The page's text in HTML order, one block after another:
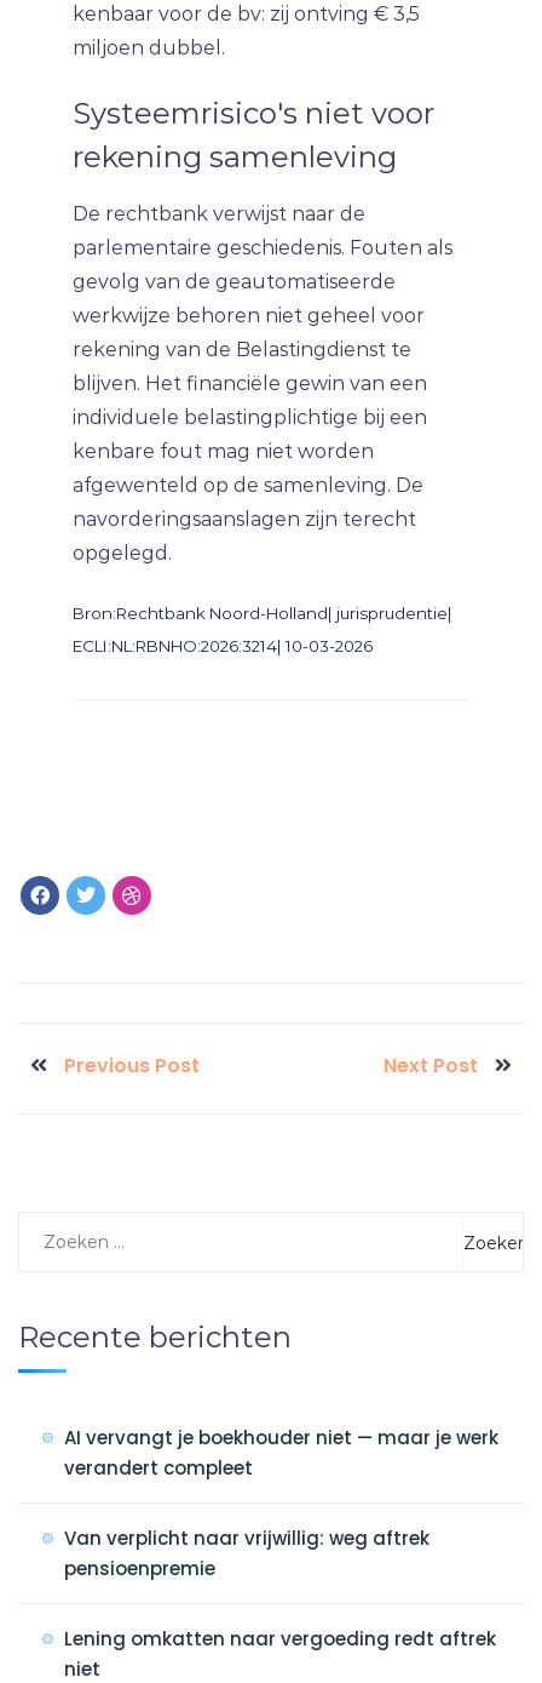
kenbaar voor de bv: zij ontving € 3,5
miljoen dubbel.
Systeemrisico's niet voor
rekening samenleving
De rechtbank verwijst naar de
parlementaire geschiedenis. Fouten als
gevolg van de geautomatiseerde
werkwijze behoren niet geheel voor
rekening van de Belastingdienst te
blijven. Het financiële gewin van een
individuele belastingplichtige bij een
kenbare fout mag niet worden
afgewenteld op de samenleving. De
navorderingsaanslagen zijn terecht
opgelegd.
Bron:Rechtbank Noord-Holland| jurisprudentie|
ECLI:NL:RBNHO:2026:3214| 10-03-2026
Previous Post Next Post
Recente berichten
AI vervangt je boekhouder niet — maar je werk
verandert compleet
Van verplicht naar vrijwillig: weg aftrek
pensioenpremie
Lening omkatten naar vergoeding redt aftrek
niet